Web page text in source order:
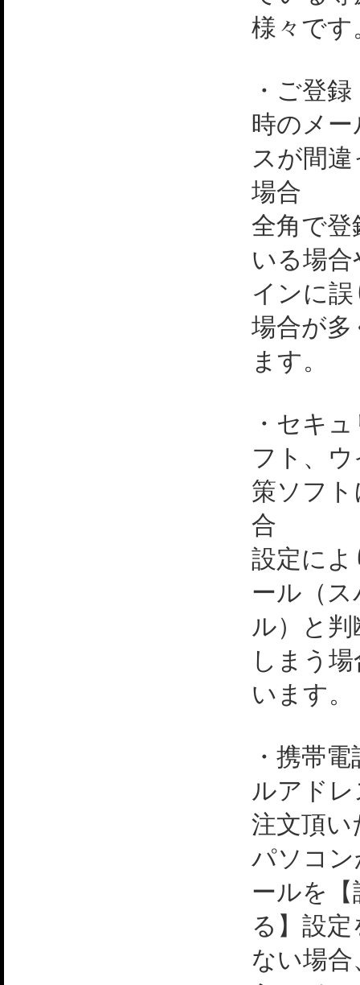
様々です
・ご登
時のメ
スが間
場合
全角で
いる場
インに
場合が
ます。
・セキ
フト、
策ソフ
合
設定に
ール（
ル）と
しまう
います。
・携帯
ルアド
注文頂い
パソコ
ールを【
る】設
ない場